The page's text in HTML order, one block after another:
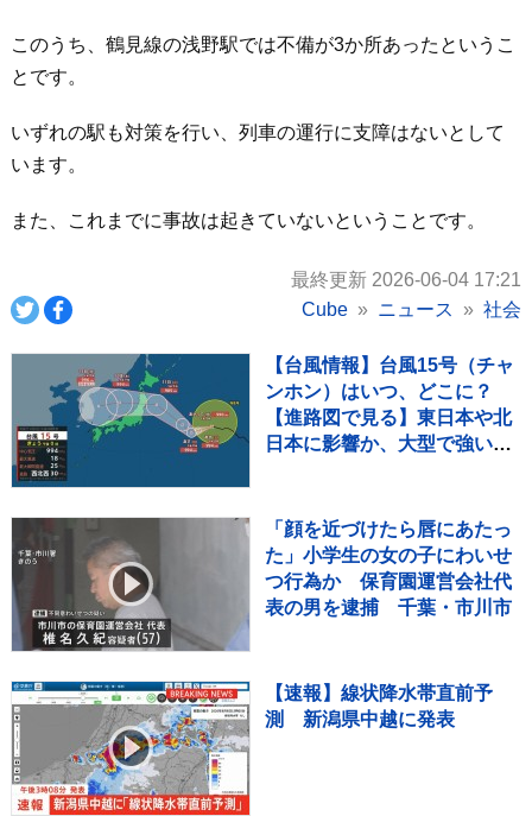
このうち、鶴見線の浅野駅では不備が3か所あったというこ
とです。
いずれの駅も対策を行い、列車の運行に支障はないとして
います。
また、これまでに事故は起きていないということです。
最終更新 2026-06-04 17:21
Cube
ニュース 社会
【台風情報】台風15号（チャ
ンホン）はいつ、どこに？
【進路図で見る】東日本や北
日本に影響か、大型で強い台
を伴った高波などに厳重警戒
必要
「顔を近づけたら唇にあたっ
た」小学生の女の子にわいせ
つ行為か 保育園運営会社代
表の男を逮捕 千葉・市川市
【速報】線状降水帯直前予
測 新潟県中越に発表